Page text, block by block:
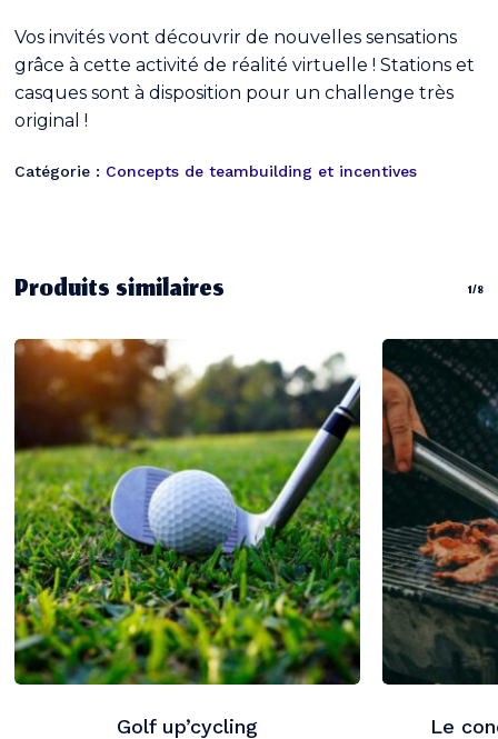
Votre panier est vide.
Go To Shop
Vos invités vont découvrir de nouvelles sensations
grâce à cette activité de réalité virtuelle ! Stations et
casques sont à disposition pour un challenge très
original !
Catégorie : Concepts de teambuilding et incentives
Produits similaires 1/8
Golf up’cycling Le